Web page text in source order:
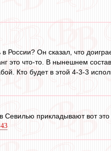
России? Он сказал, что
это что-то. В нынешнем
Кто будет в этой 4-3-3
прикладывают вот это